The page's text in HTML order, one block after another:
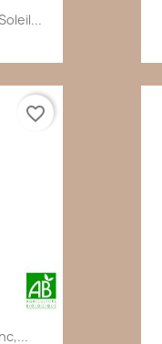
favorite_border